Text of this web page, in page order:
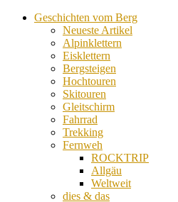
Geschichten vom Berg
Neueste Artikel
Alpinklettern
Eisklettern
Bergsteigen
Hochtouren
Skitouren
Gleitschirm
Fahrrad
Trekking
Fernweh
ROCKTRIP
Allgäu
Weltweit
dies & das